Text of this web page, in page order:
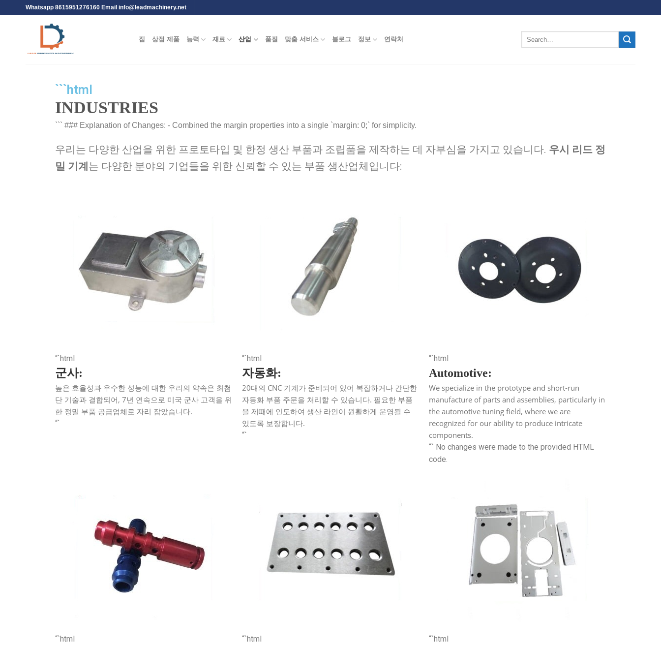
Whatsapp 8615951276160 Email info@leadmachinery.net
집 상점 제품 능력 재료 산업 품질 맞춤 서비스 블로그 정보 연락처
```html
INDUSTRIES
``` ### Explanation of Changes: - Combined the margin properties into a single `margin: 0;` for simplicity.
우리는 다양한 산업을 위한 프로토타입 및 한정 생산 부품과 조립품을 제작하는 데 자부심을 가지고 있습니다. 우시 리드 정
밀 기계는 다양한 분야의 기업들을 위한 신뢰할 수 있는 부품 생산업체입니다:
“`html
군사:
높은 효율성과 우수한 성능에 대한 우리의 약속은 최첨
단 기술과 결합되어, 7년 연속으로 미국 군사 고객을 위
한 정밀 부품 공급업체로 자리 잡았습니다.
“`
“`html
자동화:
20대의 CNC 기계가 준비되어 있어 복잡하거나 간단한
자동화 부품 주문을 처리할 수 있습니다. 필요한 부품
을 제때에 인도하여 생산 라인이 원활하게 운영될 수
있도록 보장합니다.
“`
“`html
Automotive:
We specialize in the prototype and short-run
manufacture of parts and assemblies, particularly in
the automotive tuning field, where we are
recognized for our ability to produce intricate
components.
“` No changes were made to the provided HTML
code.
“`html “`html “`html